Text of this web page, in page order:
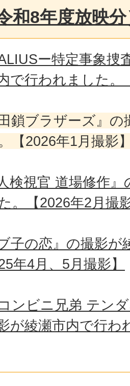
和8年度放映
ー特定事象捜
で行われました。
鎖ブラザーズ』
【2026年1月撮影
検視官 道場修作
。【2026年2月撮
子の恋』の撮影が
年4月、5月撮影】
ンビニ兄弟 テン
が綾瀬市内で行わ